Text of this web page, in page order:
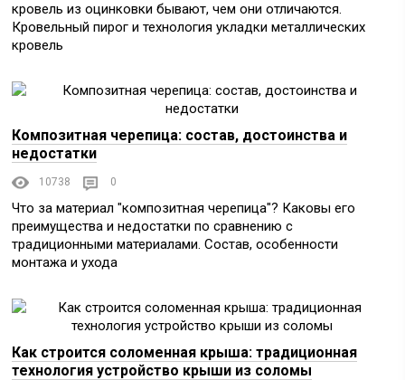
кровель из оцинковки бывают, чем они отличаются.
Кровельный пирог и технология укладки металлических
кровель
Композитная черепица: состав, достоинства и
недостатки
10738 0
Что за материал "композитная черепица"? Каковы его
преимущества и недостатки по сравнению с
традиционными материалами. Состав, особенности
монтажа и ухода
Как строится соломенная крыша: традиционная
технология устройство крыши из соломы